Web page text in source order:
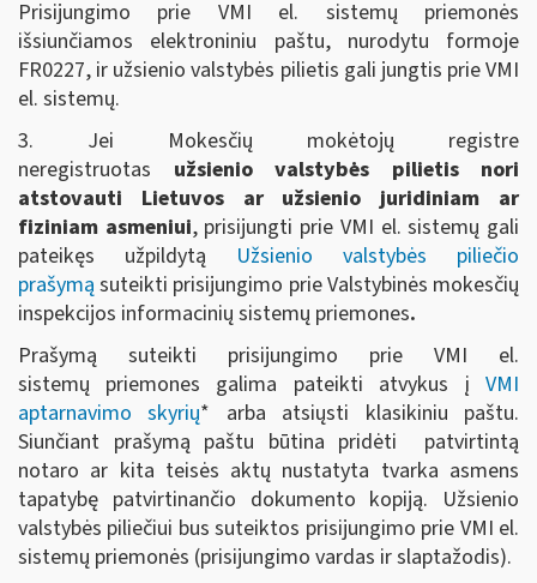
Prisijungimo prie VMI el. sistemų priemonės
išsiunčiamos elektroniniu paštu, nurodytu formoje
FR0227, ir užsienio valstybės pilietis gali jungtis prie VMI
el. sistemų.
3.
Jei Mokesčių mokėtojų registre
neregistruotas užsienio valstybės pilietis nori
atstovauti Lietuvos ar užsienio juridiniam ar
fiziniam asmeniui, prisijungti prie VMI el. sistemų gali
pateikęs užpildytą Užsienio valstybės piliečio
prašymą suteikti prisijungimo prie Valstybinės mokesčių
inspekcijos informacinių sistemų priemones.
Prašymą suteikti prisijungimo prie VMI el.
sistemų priemones galima pateikti atvykus į VMI
aptarnavimo skyrių* arba atsiųsti klasikiniu paštu.
Siunčiant prašymą paštu būtina pridėti patvirtintą
notaro ar kita teisės aktų nustatyta tvarka asmens
tapatybę patvirtinančio dokumento kopiją. Užsienio
valstybės piliečiui bus suteiktos prisijungimo prie VMI el.
sistemų priemonės (prisijungimo vardas ir slaptažodis).